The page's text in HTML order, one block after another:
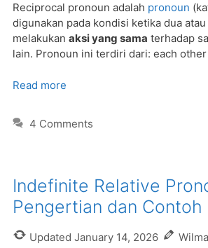
Reciprocal pronoun adalah pronoun
digunakan pada kondisi ketika dua
melakukan aksi yang sama terhadap
lain. Pronoun ini terdiri dari: each
Read more
4 Comments
Indefinite Relative
Pengertian dan Contoh
Updated January 14, 2026